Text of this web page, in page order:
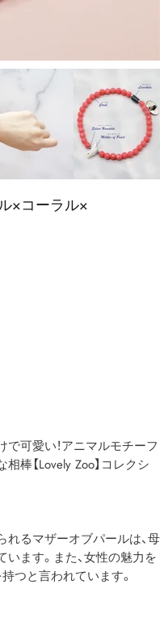
×コーラル×
可愛い！アニマルモチーフ
棒【Lovely Zoo】コレクシ
るマザーオブパールは、母
ます。また、女性の魅力を
つと言われています。